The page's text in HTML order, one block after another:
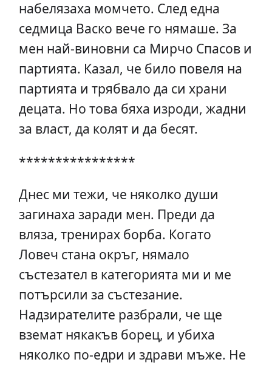
набелязаха момчето. След една
седмица Васко вече го нямаше. За
мен най-виновни са Мирчо Спасов и
партията. Казал, че било повеля на
партията и трябвало да си храни
децата. Но това бяха изроди, жадни
за власт, да колят и да бесят.
****************
Днес ми тежи, че няколко души
загинаха заради мен. Преди да
вляза, тренирах борба. Когато
Ловеч стана окръг, нямало
състезател в категорията ми и ме
потърсили за състезание.
Надзирателите разбрали, че ще
вземат някакъв борец, и убиха
няколко по-едри и здрави мъже. Не